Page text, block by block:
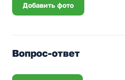
Добавить фото
Вопрос-ответ